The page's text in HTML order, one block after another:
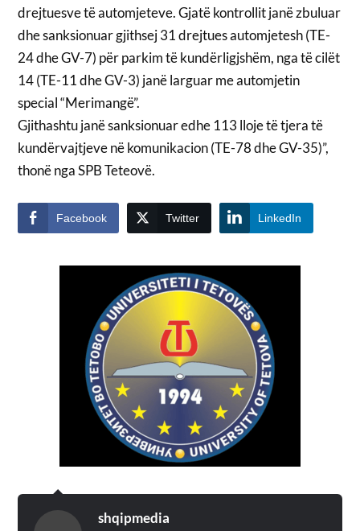
drejtuesve të automjeteve. Gjatë kontrollit janë zbuluar
dhe sanksionuar gjithsej 31 drejtues automjetesh (TE-
24 dhe GV-7) për parkim të kundërligjshëm, nga të cilët
14 (TE-11 dhe GV-3) janë larguar me automjetin
special “Merimangë”.
Gjithashtu janë sanksionuar edhe 113 lloje të tjera të
kundërvajtjeve në komunikacion (TE-78 dhe GV-35)”,
thonë nga SPB Teteovë.
Facebook Twitter LinkedIn
shqipmedia